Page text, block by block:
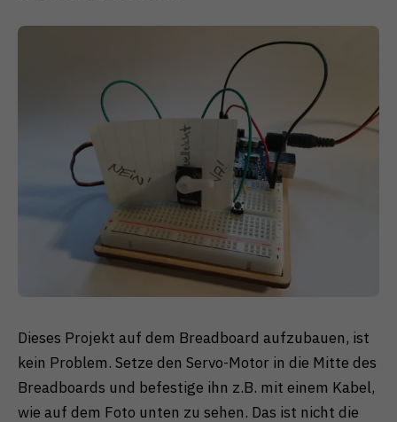
Dieses Projekt auf dem Breadboard aufzubauen, ist
kein Problem. Setze den Servo-Motor in die Mitte des
Breadboards und befestige ihn z.B. mit einem Kabel,
wie auf dem Foto unten zu sehen. Das ist nicht die